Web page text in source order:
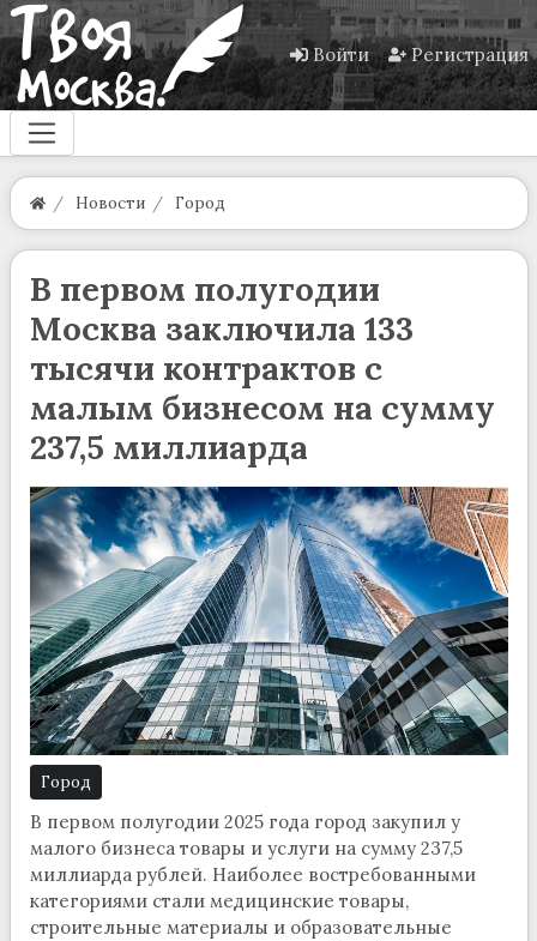
Войти Регистрация
Новости Город
В первом полугодии
Москва заключила 133
тысячи контрактов с
малым бизнесом на сумму
237,5 миллиарда
Город
В первом полугодии 2025 года город закупил у
малого бизнеса товары и услуги на сумму 237,5
миллиарда рублей. Наиболее востребованными
категориями стали медицинские товары,
строительные материалы и образовательные